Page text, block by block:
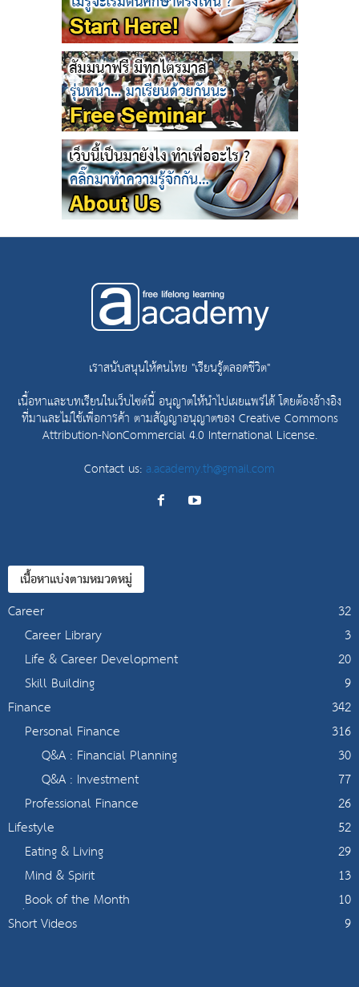
เราสนับสนุนให้คนไทย "เรียนรู้ตลอดชีวิต"
เนื้อหาและบทเรียนในเว็บไซต์นี้ อนุญาตให้นำไปเผยแพร่ได้ โดยต้องอ้างอิง
ที่มาและไม่ใช้เพื่อการค้า ตามสัญญาอนุญาตของ Creative Commons
Attribution-NonCommercial 4.0 International License.
Contact us:a.academy.th@gmail.com
เนื้อหาแบ่งตามหมวดหมู่
Career
32
Career Library
3
Life & Career Development
20
Skill Building
9
Finance
342
Personal Finance
316
Q&A : Financial Planning
30
Q&A : Investment
77
Professional Finance
26
Lifestyle
52
Eating & Living
29
Mind & Spirit
13
ฺBook of the Month
10
Short Videos
9